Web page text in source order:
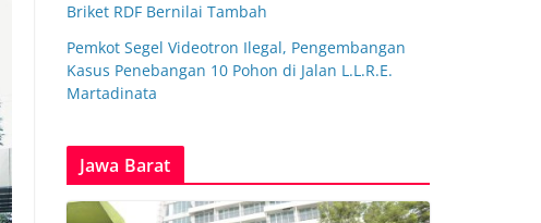
Briket RDF Bernilai Tambah
Pemkot Segel Videotron Ilegal, Pengembangan
Kasus Penebangan 10 Pohon di Jalan L.L.R.E.
Martadinata
Jawa Barat